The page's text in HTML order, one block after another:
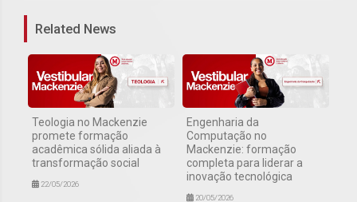
Related News
Teologia no Mackenzie
promete formação
acadêmica sólida aliada à
transformação social
22/05/2026
Engenharia da
Computação no
Mackenzie: formação
completa para liderar a
inovação tecnológica
20/05/2026